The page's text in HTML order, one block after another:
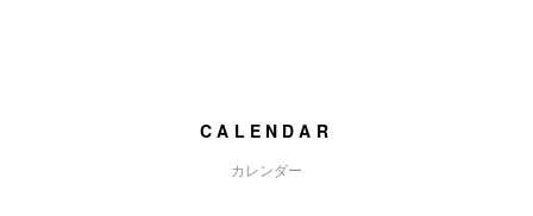
CALENDAR
カレンダー